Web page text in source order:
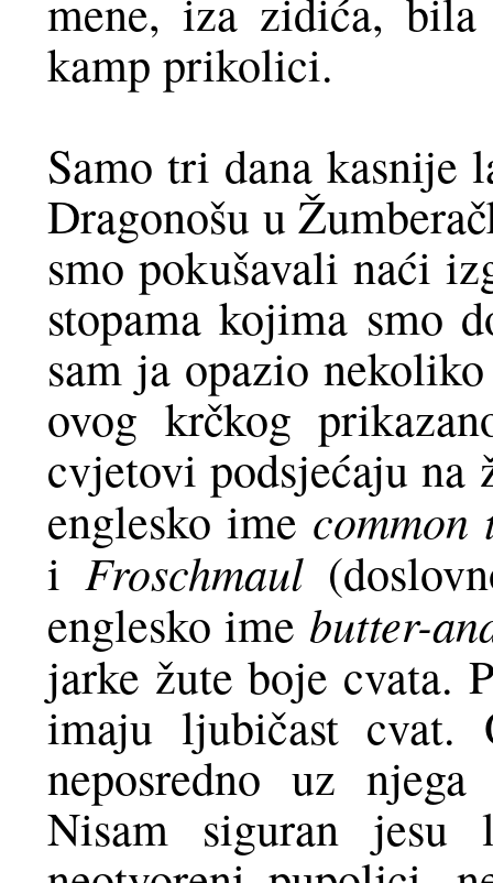
mene, iza zidića,
kamp prikolici.
Samo tri dana kasnije
Dragonošu u
smo pokušavali naći
stopama kojima smo
sam ja opazio
ovog krčkog
cvjetovi podsjećaju na
englesko ime common
i Froschmaul
englesko ime butter-
jarke žute boje cvata.
imaju ljubičast cvat.
neposredno uz
Nisam siguran